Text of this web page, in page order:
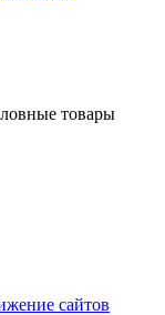
товары
сайтов